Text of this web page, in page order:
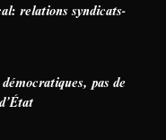
relations syndicats-
pas de